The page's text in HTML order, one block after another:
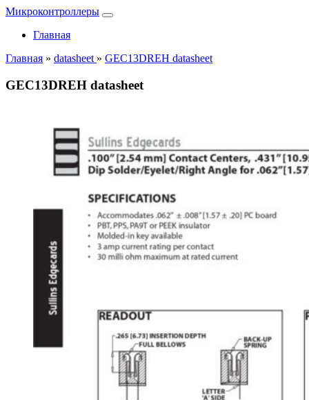
Микроконтроллеры
Главная
Главная » datasheet » GEC13DREH datasheet
GEC13DREH datasheet